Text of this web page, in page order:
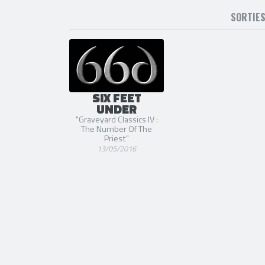
SORTIES
SIX FEET
UNDER
"Graveyard Classics IV :
The Number Of The
Priest"
13/05/2016